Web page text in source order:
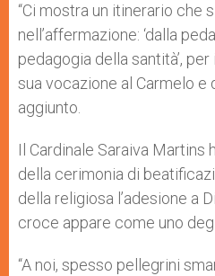
“Ci mostra un itinerario che
nell’affermazione: ‘dalla
pedagogia della santità’,
sua vocazione al Carmelo e
aggiunto.
Il Cardinale Saraiva Martins
della cerimonia di
della religiosa l’adesione a
croce appare come uno
“A noi, spesso pellegrini